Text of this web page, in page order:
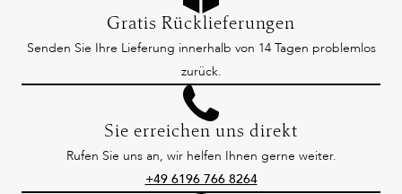
Gratis Rücklieferungen
Senden Sie Ihre Lieferung innerhalb von 14 Tagen problemlos
zurück.
Sie erreichen uns direkt
Rufen Sie uns an, wir helfen Ihnen gerne weiter.
+49 6196 766 8264